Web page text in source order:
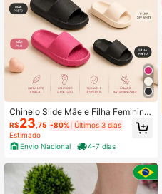
Chinelo Slide Mãe e Filha Feminino
Ultra Leve Antiderrapante Escolha
Sua Cor
R$23 ,75 -80% Últimos 3 dias
Estimado
Envio Nacional
4-7 dias